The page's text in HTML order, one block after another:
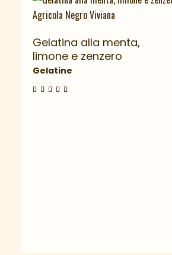
Gelatina alla menta,
limone e zenzero
Gelatine